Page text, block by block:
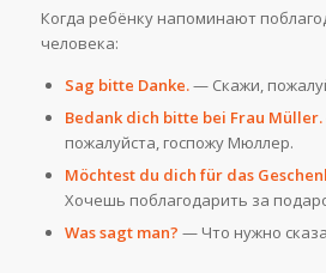
Когда ребёнку напоминают
человека:
Sag bitte Danke.— Скажи,
Bedank dich bitte bei Frau Müller.
пожалуйста, госпожу Мюллер.
Möchtest du dich für das
Хочешь поблагодарить за
Was sagt man? — Что нужно